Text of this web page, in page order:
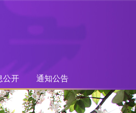
公开 通知公告